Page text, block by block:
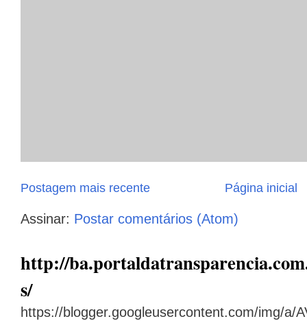
Postagem mais recente Página inicial
Assinar: Postar comentários (Atom)
http://
s/
https://blogger.googleusercontent.com/img/a/